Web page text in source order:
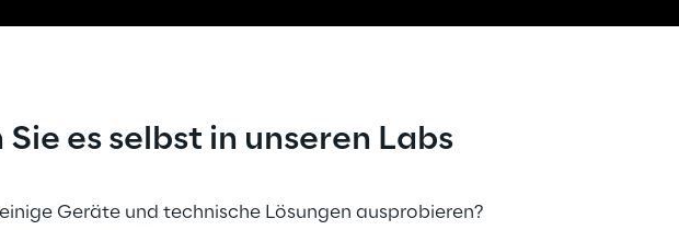
Sie es selbst in unseren Labs
Geräte und technische Lösungen ausprobieren?